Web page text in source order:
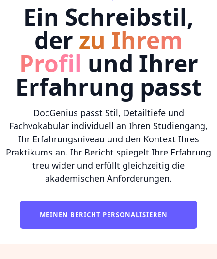
Ein Schreibstil,
der zu Ihrem
Profil und Ihrer
Erfahrung passt
DocGenius passt Stil, Detailtiefe und
Fachvokabular individuell an Ihren Studiengang,
Ihr Erfahrungsniveau und den Kontext Ihres
Praktikums an. Ihr Bericht spiegelt Ihre Erfahrung
treu wider und erfüllt gleichzeitig die
akademischen Anforderungen.
MEINEN BERICHT PERSONALISIEREN